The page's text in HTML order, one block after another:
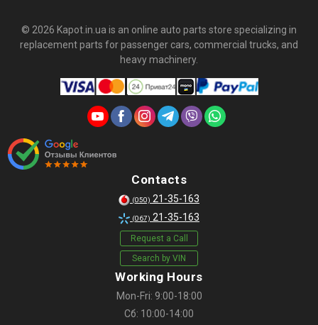
© 2026 Kapot.in.ua is an online auto parts store specializing in
replacement parts for passenger cars, commercial trucks, and
heavy machinery.
Contacts
(050) 21-35-163
(067) 21-35-163
Request a Call
Search by VIN
Working Hours
Mon-Fri: 9:00-18:00
Сб: 10:00-14:00